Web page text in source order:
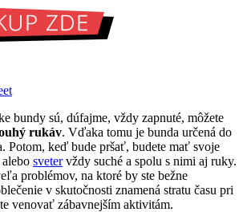
bundy sú, dúfajme, vždy zapnuté, môžete
rukáv. Vďaka tomu je bunda určená do
Potom, keď bude pršať, budete mať svoje
alebo svetervždy suché a spolu s nimi aj ruky.
problémov, na ktoré by ste bežne
v skutočnosti znamená stratu času pri
venovať zábavnejším aktivitám.